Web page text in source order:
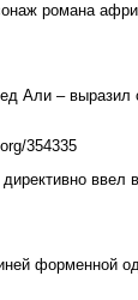
романа
– выразил
354335
форменной